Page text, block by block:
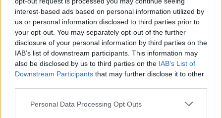
interest-based ads based on personal information utilized by
us or personal information disclosed to third parties prior to
your opt-out. You may separately opt-out of the further
disclosure of your personal information by third parties on the
IAB’s list of downstream participants. This information may
also be disclosed by us to third parties on the IAB’s List of
Downstream Participants that may further disclose it to other
Personal Data Processing Opt Outs
Sécurité Automobile
Amendes rapides : la vérité sur l’échec